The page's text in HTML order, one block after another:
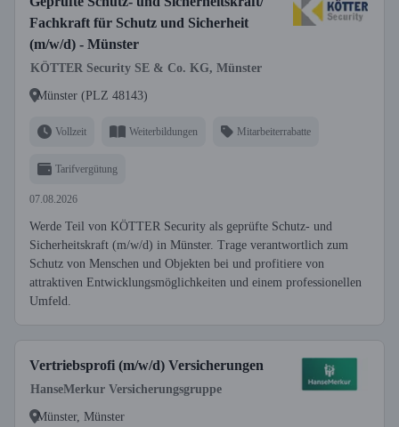
Fachkraft für Schutz und Sicherheit
(m/w/d) - Münster
KÖTTER Security SE & Co. KG, Münster
Münster (PLZ 48143)
Vollzeit Weiterbildungen Mitarbeiterrabatte
Tarifvergütung
07.08.2026
Werde Teil von KÖTTER Security als geprüfte Schutz- und
Sicherheitskraft (m/w/d) in Münster. Trage verantwortlich zum
Schutz von Menschen und Objekten bei und profitiere von
attraktiven Entwicklungsmöglichkeiten und einem professionellen
Umfeld.
Vertriebsprofi (m/w/d) Versicherungen
HanseMerkur Versicherungsgruppe
Münster, Münster